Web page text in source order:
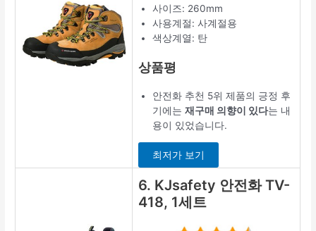
사이즈: 260mm
사용계절: 사계절용
색상계열: 탄
상품평
안전화 추천 5위 제품의 긍정 후
기에는재구매 의향이 있다는 내
용이 있었습니다.
최저가 보기
6. KJsafety 안전화 TV-
418, 1세트